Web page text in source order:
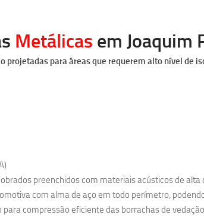
Metálicas em Joaquim
projetadas para áreas que requerem alto nível de
preenchidos com materiais acústicos de alta
com alma de aço em todo perímetro,
para compressão eficiente das borrachas de vedação